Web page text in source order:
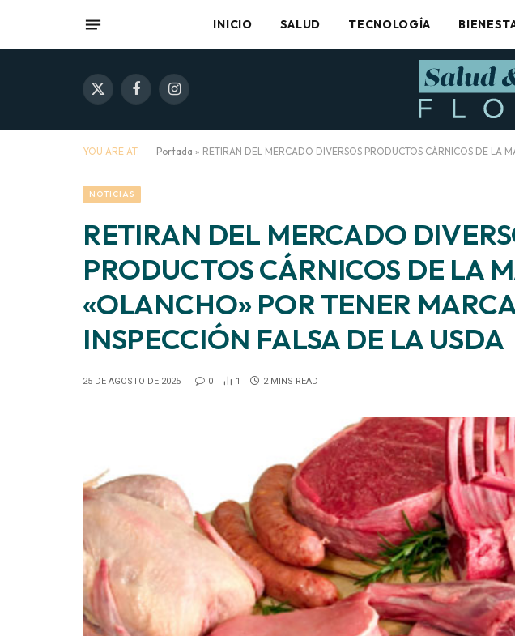
INICIO SALUD TECNOLOGÍA
X
FacebookInstagram
YOU ARE AT: Portada » RETIRAN DEL MERCADO DIVERSOS PRODUCTOS CÁRNICOS DE LA
NOTICIAS
RETIRAN DEL MERCADO
PRODUCTOS CÁRNICOS DE LA
«OLANCHO» POR TENER
INSPECCIÓN FALSA DE LA USDA
25 DE AGOSTO DE 2025 0 1 2 MINS READ